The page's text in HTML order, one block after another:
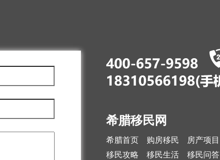
希腊移民网
希腊首页 购房移民 房产项目
移民攻略
移民生活 移民问答